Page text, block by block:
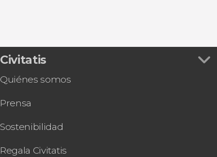
Civitatis
Quiénes somos
Prensa
Sostenibilidad
Regala Civitatis